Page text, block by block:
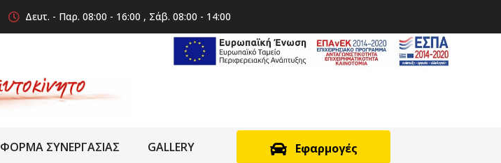
Δευτ. - Παρ. 08:00 - 16:00 , Σάβ. 08:00 - 14:00
ΦΟΡΜΑ ΣΥΝΕΡΓΑΣΙΑΣ GALLERY
Εφαρμογές